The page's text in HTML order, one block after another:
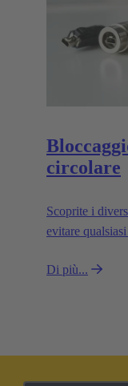
circolare
Scoprite i
evitare
Di più...